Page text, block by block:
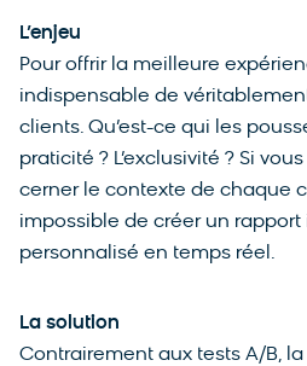
L’enjeu
Pour offrir la meilleure
indispensable de
clients. Qu’est-ce qui les
praticité ? L’exclusivité ? Si
cerner le contexte de chaque
impossible de créer un
personnalisé en temps réel.
La solution
Contrairement aux tests A/B,